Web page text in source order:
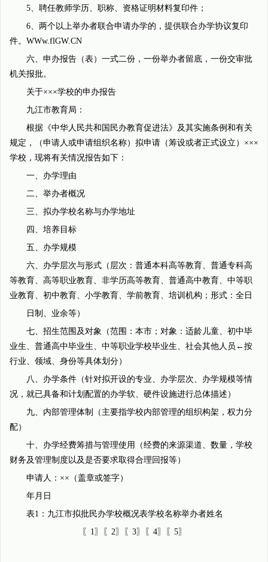
5、聘任教师学历、职称、资格证明材料复印件；
6、两个以上举办者联合申请办学的，提供联合办学协议复印
件。WWw.flGW.CN
六、申办报告（表）一式二份，一份举办者留底，一份交审批
机关报批。
关于×××学校的申办报告
九江市教育局：
根据《中华人民共和国民办教育促进法》及其实施条例和有关
规定，（申请人或申请组织名称）拟申请（筹设或者正式设立）×××
学校，现将有关情况报告如下：
一、办学理由
二、举办者概况
三、拟办学校名称与办学地址
四、培养目标
五、办学规模
六、办学层次与形式（层次：普通本科高等教育、普通专科高
等教育、高等职业教育、非学历高等教育、普通高中教育、中等职
业教育、初中教育、小学教育、学前教育、培训机构；形式：全日
日制、业余等）
七、招生范围及对象（范围：本市；对象：适龄儿童、初中毕
业生、普通高中毕业生、中等职业学校毕业生、社会其他人员←按
行业、领域、身份等具体划分）
八、办学条件（针对拟开设的专业、办学层次、办学规模等情
况，就已具备和计划配置的办学软、硬件设施进行总体描述）
九、内部管理体制（主要指学校内部管理的组织构架，权力分
配）
十、办学经费筹措与管理使用（经费的来源渠道、数量，学校
财务及管理制度以及是否要求取得合理回报等）
申请人：××（盖章或签字）
年月日
表1：九江市拟批民办学校概况表学校名称举办者姓名
〖1〗〖2〗〖3〗〖4〗〖5〗